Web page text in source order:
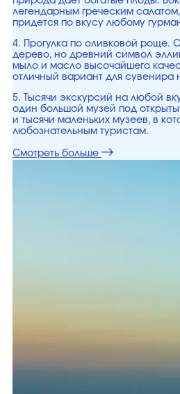
легендарным греческим
придется по вкусу любому
4. Прогулка по оливковой роще.
дерево, но древний символ
мыло и масло высочайшего
отличный вариант для сувенира
5. Тысячи экскурсий на любой
один большой музей под
и тысячи маленьких музеев, в
любознательным туристам.
Смотреть больше